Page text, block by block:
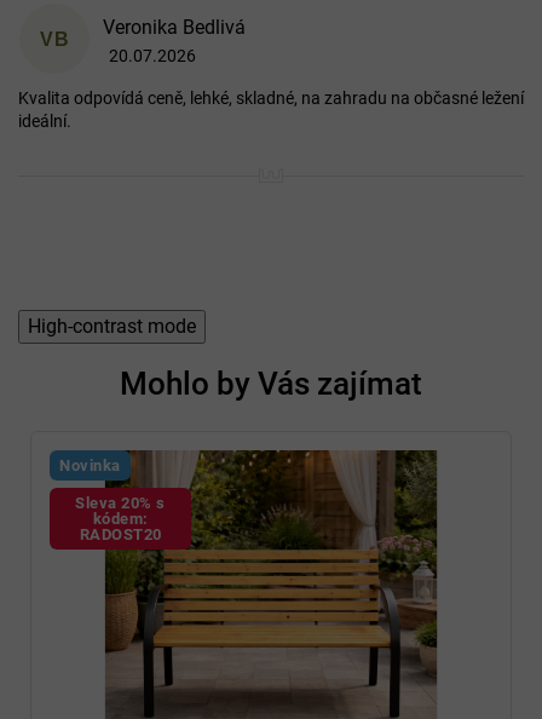
n
í
VB
Veronika Bedlivá
Hodnocení produktu je 5 z 5 hvězdiček.
20.07.2026
Kvalita odpovídá ceně, lehké, skladné, na zahradu na občasné ležení
ideální.
High-contrast mode
Mohlo by Vás zajímat
Novinka
Sleva 20% s
kódem:
RADOST20